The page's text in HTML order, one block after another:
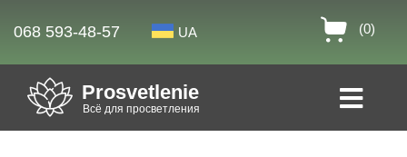
068 593-48-57 UA (0)
Prosvetlenie
Всё для просветления